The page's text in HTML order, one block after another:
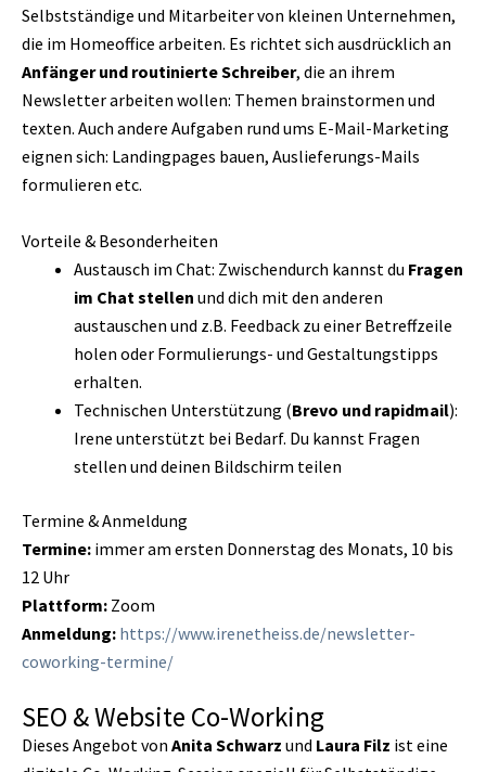
Selbstständige und Mitarbeiter von kleinen Unternehmen,
die im Homeoffice arbeiten. Es richtet sich ausdrücklich an
Anfänger und routinierte Schreiber, die an ihrem
Newsletter arbeiten wollen: Themen brainstormen und
texten. Auch andere Aufgaben rund ums E-Mail-Marketing
eignen sich: Landingpages bauen, Auslieferungs-Mails
formulieren etc.
Vorteile & Besonderheiten
Austausch im Chat: Zwischendurch kannst du Fragen
im Chat stellen und dich mit den anderen
austauschen und z.B. Feedback zu einer Betreffzeile
holen oder Formulierungs- und Gestaltungstipps
erhalten.
Technischen Unterstützung (Brevo und rapidmail):
Irene unterstützt bei Bedarf. Du kannst Fragen
stellen und deinen Bildschirm teilen
Termine & Anmeldung
Termine: immer am ersten Donnerstag des Monats, 10 bis
12 Uhr
Plattform: Zoom
Anmeldung: https://www.irenetheiss.de/newsletter-
coworking-termine/
SEO & Website Co-Working
Dieses Angebotvon Anita Schwarz und Laura Filz ist eine